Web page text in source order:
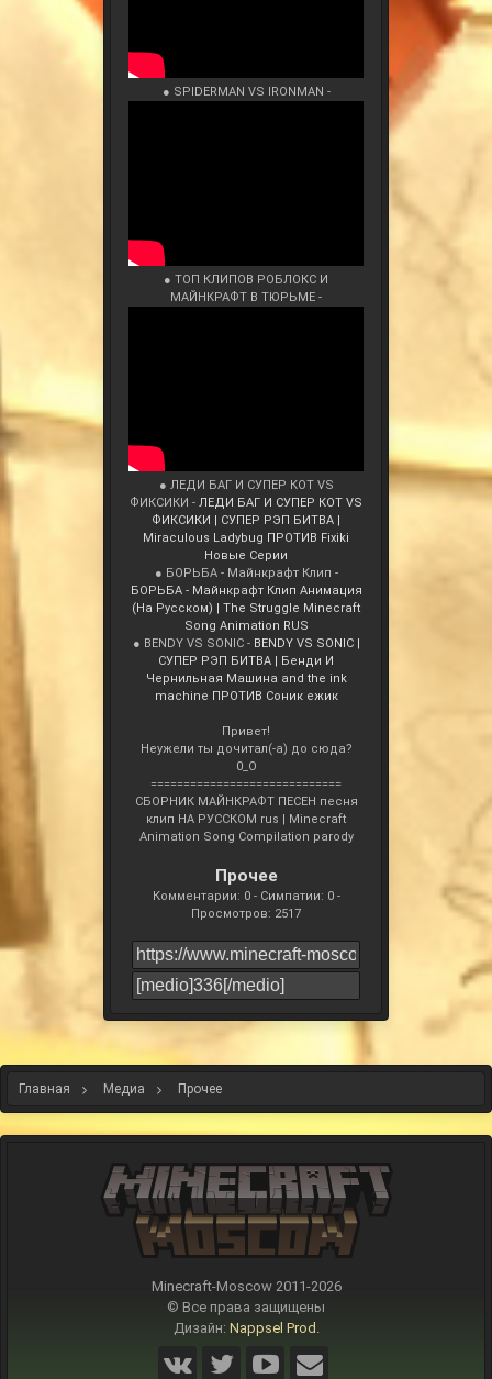
● SPIDERMAN VS IRONMAN -
● ТОП КЛИПОВ РОБЛОКС И
МАЙНКРАФТ В ТЮРЬМЕ -
● ЛЕДИ БАГ И СУПЕР КОТ VS
ФИКСИКИ - ЛЕДИ БАГ И СУПЕР КОТ VS
ФИКСИКИ | СУПЕР РЭП БИТВА |
Miraculous Ladybug ПРОТИВ Fixiki
Новые Серии
● БОРЬБА - Майнкрафт Клип -
БОРЬБА - Майнкрафт Клип Анимация
(На Русском) | The Struggle Minecraft
Song Animation RUS
● BENDY VS SONIC - BENDY VS SONIC |
СУПЕР РЭП БИТВА | Бенди И
Чернильная Машина and the ink
machine ПРОТИВ Соник ежик
Привет!
Неужели ты дочитал(-а) до сюда?
0_О
=============================
СБОРНИК МАЙНКРАФТ ПЕСЕН песня
клип НА РУССКОМ rus | Minecraft
Animation Song Compilation parody
Прочее
Комментарии: 0 - Симпатии: 0 -
Просмотров: 2517
Главная Медиа Прочее
Minecraft-Moscow 2011-2026
© Все права защищены
Дизайн: Nappsel Prod.